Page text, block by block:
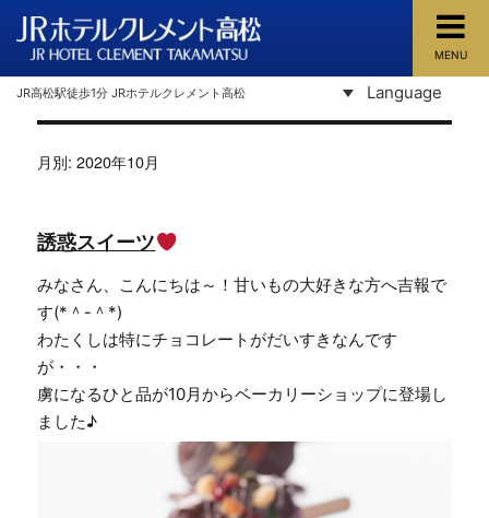
JRホテルクレメント高松
JR高松駅徒歩1分 JRホテルクレメント高松 Language
MENU
月別: 2020年10月
誘惑スイーツ
みなさん、こんにちは～！甘いもの大好きな方へ吉報で
す(*＾-＾*)
わたくしは特にチョコレートがだいすきなんです
が・・・
虜になるひと品が10月からベーカリーショップに登場し
ました♪